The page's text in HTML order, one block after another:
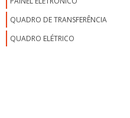
QUADRO DE TRANSFERÊNCIA
QUADRO ELÉTRICO